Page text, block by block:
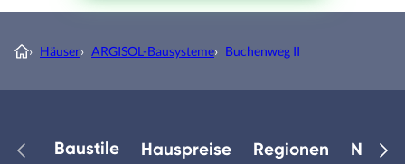
› Häuser› ARGISOL-Bausysteme› Buchenweg II
Baustile Hauspreise Regionen